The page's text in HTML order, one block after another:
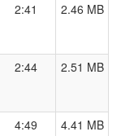
2:41 2.46 MB
2:44 2.51 MB
4:49 4.41 MB